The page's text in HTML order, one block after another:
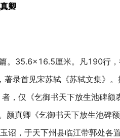
卿
。35.6×16.5厘米。凡190行
首见宋苏轼《苏轼文集》。
，仅《乞御书天下放生池碑额
卿《乞御书天下放生池碑
，于天下州县临江带郭处各